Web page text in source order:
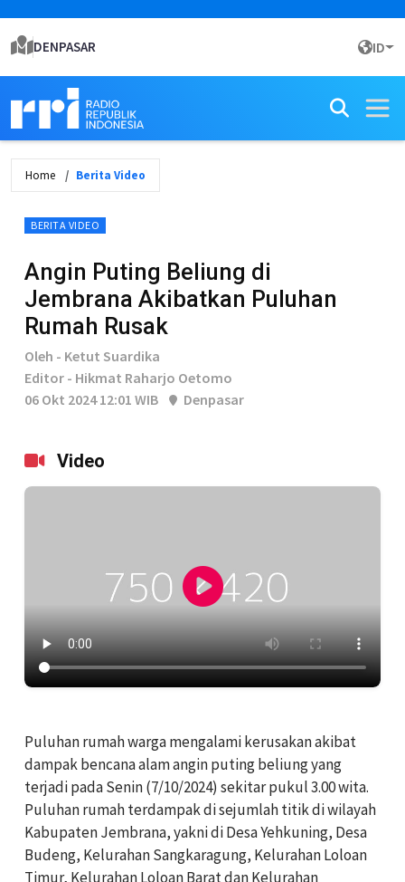
DENPASAR ID
Home Berita Video
BERITA VIDEO
Angin Puting Beliung di
Jembrana Akibatkan Puluhan
Rumah Rusak
Oleh - Ketut Suardika
Editor - Hikmat Raharjo Oetomo
06 Okt 2024 12:01 WIB
Denpasar
Video
Puluhan rumah warga mengalami kerusakan akibat
dampak bencana alam angin puting beliung yang
terjadi pada Senin (7/10/2024) sekitar pukul 3.00 wita.
Puluhan rumah terdampak di sejumlah titik di wilayah
Kabupaten Jembrana, yakni di Desa Yehkuning, Desa
Budeng, Kelurahan Sangkaragung, Kelurahan Loloan
Timur, Kelurahan Loloan Barat dan Kelurahan